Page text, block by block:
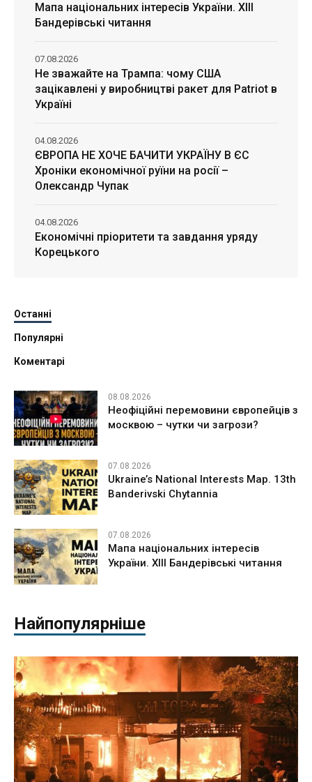
Мапа національних інтересів України. ХІІІ
Бандерівські читання
Не зважайте на Трампа: чому США
зацікавлені у виробництві ракет для Patriot в
Україні
07.08.2026
ЄВРОПА НЕ ХОЧЕ БАЧИТИ УКРАЇНУ В ЄС
Хроніки економічної руїни на росії –
Олександр Чупак
04.08.2026
Економічні пріоритети та завдання уряду
Корецького
04.08.2026
Останні
Популярні
Коментарі
08.08.2026
Неофіційні перемовини європейців з
москвою – чутки чи загрози?
07.08.2026
Ukraine’s National Interests Map. 13th
Banderivski Chytannia
07.08.2026
Мапа національних інтересів
України. ХІІІ Бандерівські читання
Найпопулярніше